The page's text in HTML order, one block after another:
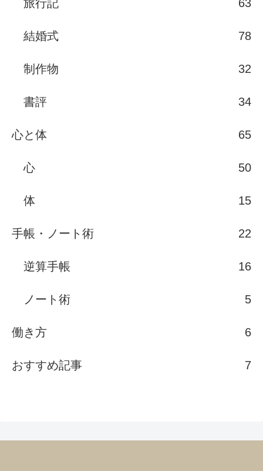
旅行記 63
結婚式 78
制作物 32
書評 34
心と体 65
心 50
体 15
手帳・ノート術 22
逆算手帳 16
ノート術 5
働き方 6
おすすめ記事 7